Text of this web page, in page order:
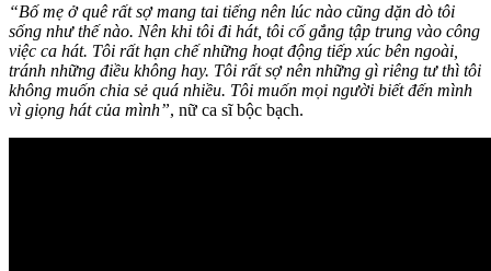
“Bố mẹ ở quê rất sợ mang tai tiếng nên lúc nào cũng dặn dò tôi
sống như thế nào. Nên khi tôi đi hát, tôi cố gắng tập trung vào công
việc ca hát. Tôi rất hạn chế những hoạt động tiếp xúc bên ngoài,
tránh những điều không hay. Tôi rất sợ nên những gì riêng tư thì tôi
không muốn chia sẻ quá nhiều. Tôi muốn mọi người biết đến mình
vì giọng hát của mình”, nữ ca sĩ bộc bạch.